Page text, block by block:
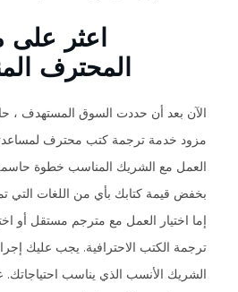
اعثر على
المحترف
الآن بعد أن حددت السوق المستهدف ،
مزود خدمة ترجمة كتب محترف
العمل مع الشريك المناسب خطوة حاسمة
بخفض قيمة كتابك بأي من اللغات التي
إما اختيار العمل مع مترجم مستقل أو
ترجمة الكتب الاحترافية. يجب عليك
الشريك الأنسب الذي يناسب